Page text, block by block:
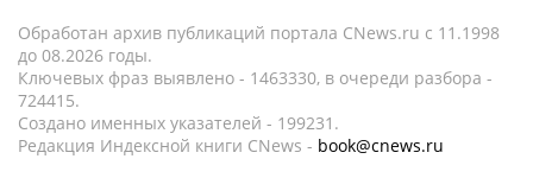
Обработан архив публикаций портала CNews.ru c 11.1998
до 08.2026 годы.
Ключевых фраз выявлено - 1463330, в очереди разбора -
724415.
Создано именных указателей - 199231.
Редакция Индексной книги CNews - book@cnews.ru